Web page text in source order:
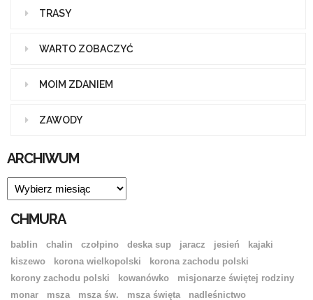
TRASY
WARTO ZOBACZYĆ
MOIM ZDANIEM
ZAWODY
ARCHIWUM
ARCHIWUM
CHMURA
bablin chalin czołpino deska sup jaracz jesień
kajaki
kiszewo
korona wielkopolski
korona zachodu polski
korony zachodu polski
kowanówko
misjonarze świętej rodziny
monar
msza msza św. msza święta
nadleśnictwo